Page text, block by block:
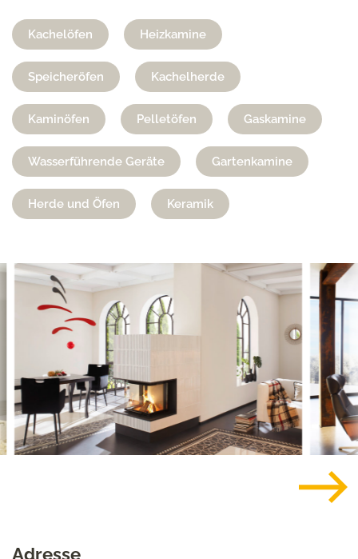
Kachelöfen Heizkamine
Speicheröfen Kachelherde
Kaminöfen Pelletöfen Gaskamine
Wasserführende Geräte Gartenkamine
Herde und Öfen Keramik
Adresse